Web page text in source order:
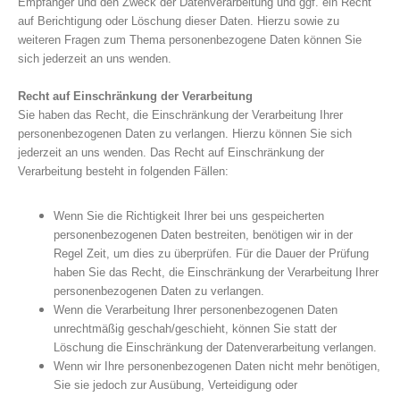
auf Berichtigung oder Löschung dieser Daten. Hierzu sowie zu
weiteren Fragen zum Thema personenbezogene Daten können Sie
sich jederzeit an uns wenden.
Recht auf Einschränkung der Verarbeitung
Sie haben das Recht, die Einschränkung der Verarbeitung Ihrer
personenbezogenen Daten zu verlangen. Hierzu können Sie sich
jederzeit an uns wenden. Das Recht auf Einschränkung der
Verarbeitung besteht in folgenden Fällen:
Wenn Sie die Richtigkeit Ihrer bei uns gespeicherten
personenbezogenen Daten bestreiten, benötigen wir in der
Regel Zeit, um dies zu überprüfen. Für die Dauer der Prüfung
haben Sie das Recht, die Einschränkung der Verarbeitung Ihrer
personenbezogenen Daten zu verlangen.
Wenn die Verarbeitung Ihrer personenbezogenen Daten
unrechtmäßig geschah/geschieht, können Sie statt der
Löschung die Einschränkung der Datenverarbeitung verlangen.
Wenn wir Ihre personenbezogenen Daten nicht mehr benötigen,
Sie sie jedoch zur Ausübung, Verteidigung oder